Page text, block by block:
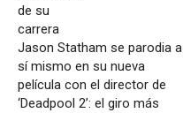
Jason Statham se parodia a
sí mismo en su nueva
película con el director de
‘Deadpool 2’: el giro más